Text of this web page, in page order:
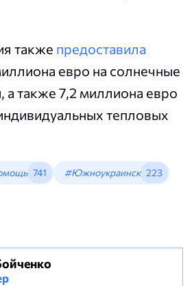
также предоставила
евро на солнечные
а также 7,2 миллиона евро
тепловых
741 #Южноукраинск 223